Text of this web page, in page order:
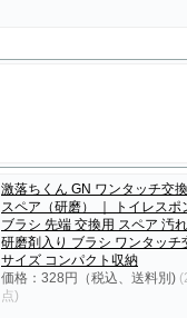
激落ちくん GN ワンタッチ交
スペア（研磨） ｜ トイレスポ
ブラシ 先端 交換用 スペア 汚
研磨剤入り ブラシ ワンタッチ
サイズ コンパクト収納
価格：328円（税込、送料別)
点)